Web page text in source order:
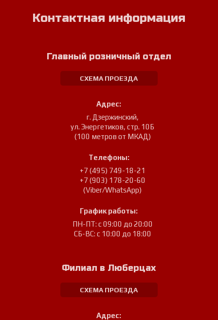
Контактная информация
Главный розничный отдел
СХЕМА ПРОЕЗДА
Адрес:
г. Дзержинский,
ул. Энергетиков, стр. 10Б
(100 метров от МКАД)
Телефоны:
+7 (495) 749-18-21
+7 (903) 178-20-60
(Viber/WhatsApp)
График работы:
ПН-ПТ: с 09:00 до 20:00
СБ-ВС: с 10:00 до 18:00
Филиал в Люберцах
СХЕМА ПРОЕЗДА
Адрес: